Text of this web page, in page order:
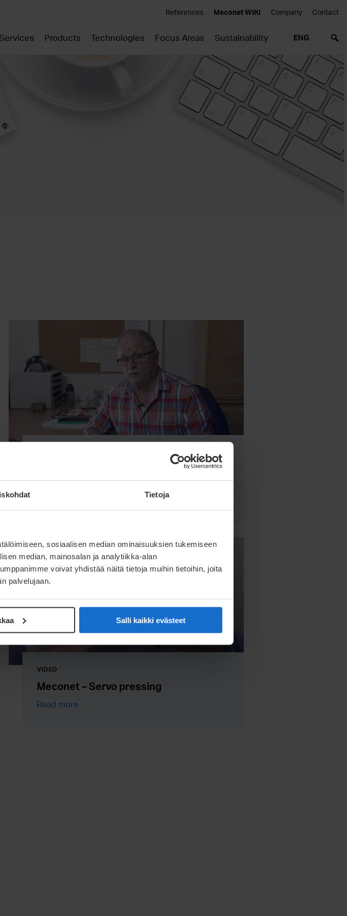
Tietoja
sosiaalisen median ominaisuuksien tukemiseen
median, mainosalan ja analytiikka-alan
voivat yhdistää näitä tietoja muihin tietoihin, joita
palvelujaan.
Salli kaikki evästeet
References Meconet WIKI Company Contact
Services Products Technologies Focus Areas Sustainability ENG
Meconet – Deep drawing in product
design
VIDEO
Meconet – Servo pressing
Read more